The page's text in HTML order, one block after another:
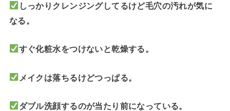
しっかりクレンジングしてるけど毛穴の汚れが気に
なる。
すぐ化粧水をつけないと乾燥する。
メイクは落ちるけどつっぱる。
ダブル洗顔するのが当たり前になっている。